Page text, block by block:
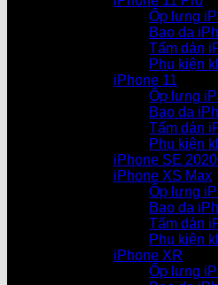
Ốp lưng
Bao da
Tấm dán
Phụ kiện
iPhone 11
Ốp lưng
Bao da
Tấm dán
Phụ kiện
iPhone SE 2020
iPhone XS Max
Ốp lưng
Bao da
Tấm dán
Phụ kiện
iPhone XR
Ốp lưng